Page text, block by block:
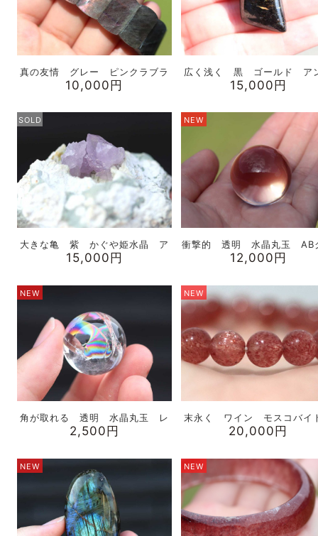
真の友情 グレー ピンクラブラ
10,000円
広く浅く 黒 ゴールド ア
15,000円
SOLD
大きな亀 紫 かぐや姫水晶 ア
15,000円
NEW
衝撃的 透明 水晶丸玉 AB
12,000円
NEW
角が取れる 透明 水晶丸玉 レ
2,500円
NEW
末永く ワイン モスコバ
20,000円
NEW NEW